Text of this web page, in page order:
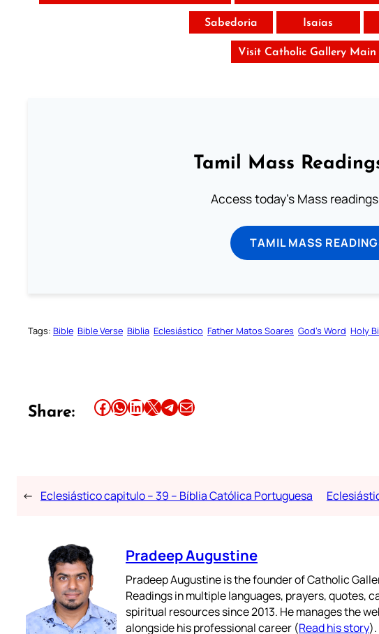
Sabedoria Isaías
Visit Catholic Gallery Main
Tamil Mass
Access today's Mass
TAMIL MASS
Tags: Bible Bible Verse Biblia Eclesiástico Father Matos Soares God’s Word Holy
Share: Share this article on Facebook Share this article on WhatsApp Share this article on LinkedIn Share this article on X Share this article on TelegramEmail this Article
← Eclesiástico capitulo – 39 – Bíblia Católica Portuguesa
Pradeep Augustine
Pradeep Augustine is the founder of Catholic
Readings in multiple languages, prayers, quotes,
spiritual resources since 2013. He manages the
alongside his professional career (Read his story).